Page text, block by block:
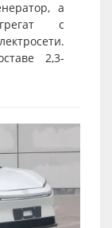
а
с
2,3-